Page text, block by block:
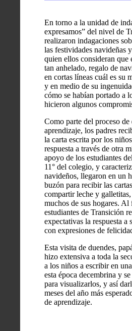
En torno a la unidad de
expresamos” del nivel de
realizaron indagaciones
las festividades navideñas
quien ellos consideran que
tan anhelado, regalo de
en cortas líneas cuál es su
y en medio de su
cómo se habían portado a
hicieron algunos
Como parte del proceso de
aprendizaje, los padres
la carta escrita por los
respuesta a través de otra
apoyo de los estudiantes
11° del colegio, y
navideños, llegaron en un
buzón para recibir las
compartir leche y
muchos de sus hogares.
estudiantes de Transición
expectativas la respuesta a
con expresiones de
Esta visita de duendes,
hizo extensiva a toda la
a los niños a escribir en
esta época decembrina y
para visualizarlos, y así
meses del año más
de aprendizaje.